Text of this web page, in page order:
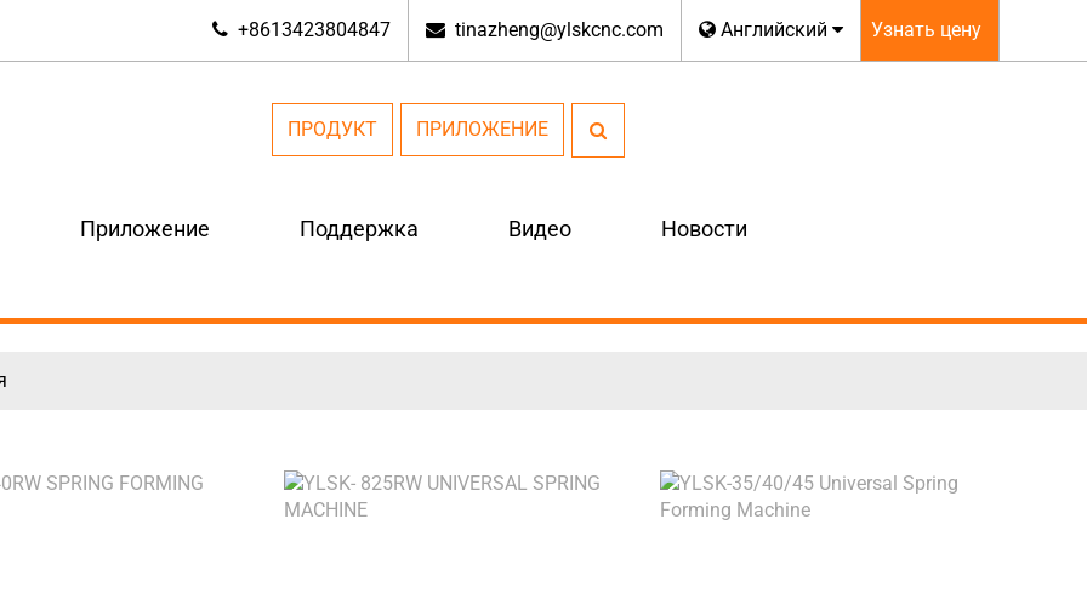
+8613423804847 tinazheng@ylskcnc.com Английский Узнать цену
ПРОДУКТ ПРИЛОЖЕНИЕ
Приложение Поддержка Видео Новости